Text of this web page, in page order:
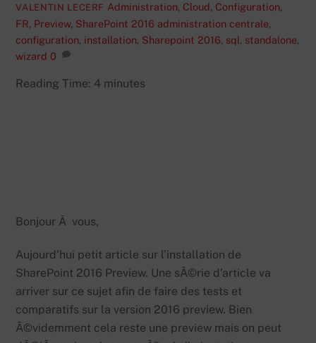
VALENTIN LECERF Administration, Cloud, Configuration,
FR, Preview, SharePoint 2016 administration centrale,
configuration, installation, Sharepoint 2016, sql, standalone,
wizard 0
Reading Time: 4 minutes
Bonjour Ã vous,
Aujourd’hui petit article sur l’installation de
SharePoint 2016 Preview. Une sÃ©rie d’article va
arriver sur ce sujet afin de faire des tests et
comparatifs sur la version 2016 preview. Bien
Ã©videmment cela reste une preview mais on peut